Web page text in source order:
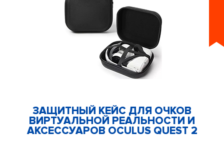
ЗАЩИТНЫЙ КЕЙС ДЛЯ ОЧКОВ
ВИРТУАЛЬНОЙ РЕАЛЬНОСТИ И
АКСЕССУАРОВ OCULUS QUEST 2